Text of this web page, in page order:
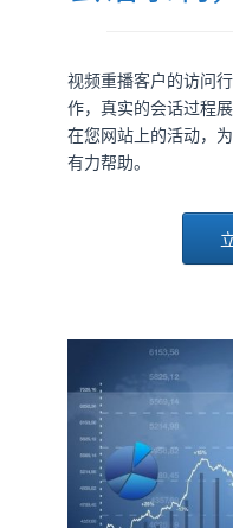
视频重播客户的访问
作，真实的会话过程
在您网站上的活动，
有力帮助。